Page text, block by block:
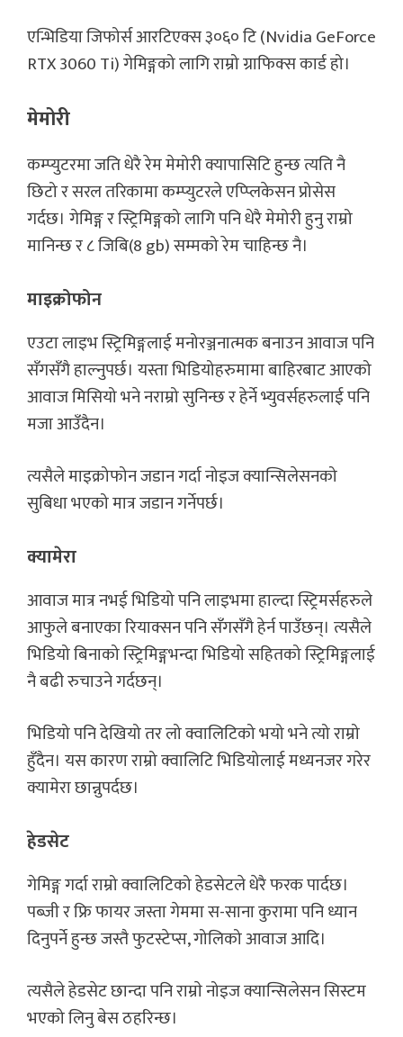
एन्भिडिया जिफोर्स आरटिएक्स ३०६० टि (Nvidia GeForce
RTX 3060 Ti) गेमिङ्गको लागि राम्रो ग्राफिक्स कार्ड हो।
मेमोरी
कम्प्युटरमा जति धेरै रेम मेमोरी क्यापासिटि हुन्छ त्यति नै
छिटो र सरल तरिकामा कम्प्युटरले एप्प्लिकेसन प्रोसेस
गर्दछ। गेमिङ्ग र स्ट्रिमिङ्गको लागि पनि धेरै मेमोरी हुनु राम्रो
मानिन्छ र ८ जिबि(8 gb) सम्मको रेम चाहिन्छ नै।
माइक्रोफोन
एउटा लाइभ स्ट्रिमिङ्गलाई मनोरञ्जनात्मक बनाउन आवाज पनि
सँगसँगै हाल्नुपर्छ। यस्ता भिडियोहरुमामा बाहिरबाट आएको
आवाज मिसियो भने नराम्रो सुनिन्छ र हेर्ने भ्युवर्सहरुलाई पनि
मजा आउँदैन।
त्यसैले माइक्रोफोन जडान गर्दा नोइज क्यान्सिलेसनको
सुबिधा भएको मात्र जडान गर्नेपर्छ।
क्यामेरा
आवाज मात्र नभई भिडियो पनि लाइभमा हाल्दा स्ट्रिमर्सहरुले
आफुले बनाएका रियाक्सन पनि सँगसँगै हेर्न पाउँछन्। त्यसैले
भिडियो बिनाको स्ट्रिमिङ्गभन्दा भिडियो सहितको स्ट्रिमिङ्गलाई
नै बढी रुचाउने गर्दछन्।
भिडियो पनि देखियो तर लो क्वालिटिको भयो भने त्यो राम्रो
हुँदैन। यस कारण राम्रो क्वालिटि भिडियोलाई मध्यनजर गरेर
क्यामेरा छान्नुपर्दछ।
हेडसेट
गेमिङ्ग गर्दा राम्रो क्वालिटिको हेडसेटले धेरै फरक पार्दछ।
पब्जी र फ्रि फायर जस्ता गेममा स-साना कुरामा पनि ध्यान
दिनुपर्ने हुन्छ जस्तै फुटस्टेप्स, गोलिको आवाज आदि।
त्यसैले हेडसेट छान्दा पनि राम्राे नोइज क्यान्सिलेसन सिस्टम
भएको लिनु बेस ठहरिन्छ।